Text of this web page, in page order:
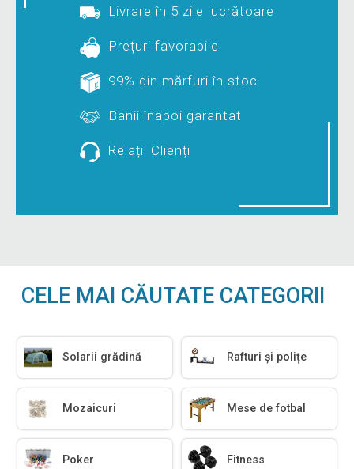
Livrare în 5 zile lucrătoare
Prețuri favorabile
99% din mărfuri în stoc
Banii înapoi garantat
Relații Clienți
CELE MAI CĂUTATE CATEGORII
Solarii grădină Rafturi și polițe
Mozaicuri Mese de fotbal
Poker Fitness